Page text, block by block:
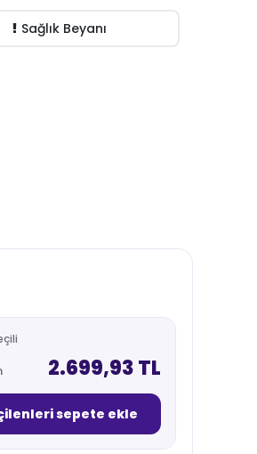
Sağlık Beyanı
2.699,93 TL
sepete ekle